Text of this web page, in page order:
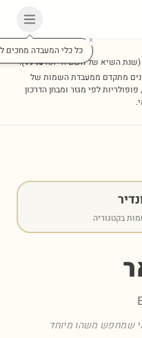
כל כלי המעבדה מחכים
(שנת השיא של השם הייתה1948
).
מתקדם ממעבדת השמות של
לפי מגזר ומבחן הדרכון
בקטגוריה
שמחפש משהו מיוחד